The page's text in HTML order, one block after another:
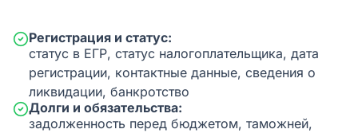
Регистрация и статус:
статус в ЕГР, статус налогоплательщика, дата
регистрации, контактные данные, сведения о
ликвидации, банкротство
Долги и обязательства:
задолженность перед бюджетом, таможней,